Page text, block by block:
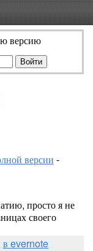
версию
версии -
просто я не
своего
в evernote